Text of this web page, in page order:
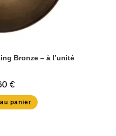
Bronze – à l’unité
€
panier